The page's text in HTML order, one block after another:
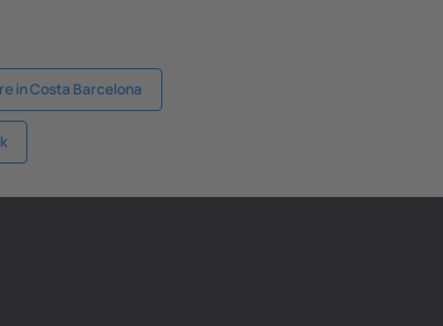
in Costa Barcelona